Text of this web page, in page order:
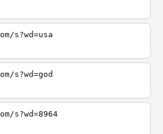
s?wd=usa
s?wd=god
s?wd=8964